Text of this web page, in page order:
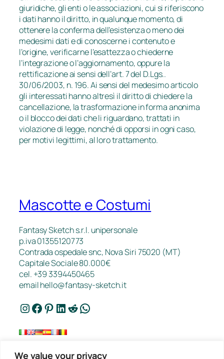
We value your privacy
giuridiche, gli enti o le associazioni, cui si riferiscono
i dati hanno il diritto, in qualunque momento, di
ottenere la conferma dell’esistenza o meno dei
medesimi dati e di conoscerne i contenuto e
l’origine, verificarne l’esattezza o chiederne
l’integrazione o l’aggiornamento, oppure la
rettificazione ai sensi dell’art. 7 del D.Lgs..
30/06/2003, n. 196. Ai sensi del medesimo articolo
gli interessati hanno altresì il diritto di chiedere la
cancellazione, la trasformazione in forma anonima
o il blocco dei dati che li riguardano, trattati in
violazione di legge, nonché di opporsi in ogni caso,
per motivi legittimi, al loro trattamento.
Mascotte e Costumi
Fantasy Sketch s.r.l. unipersonale
p.iva 01355120773
Contrada ospedale snc, Nova Siri 75020 (MT)
Capitale Sociale 80.000€
cel. +39 3394450465
emailhello@fantasy-sketch.it
Instagram Facebook Pinterest LinkedIn Reddit WhatsApp